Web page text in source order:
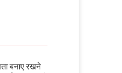
बनाए रखने